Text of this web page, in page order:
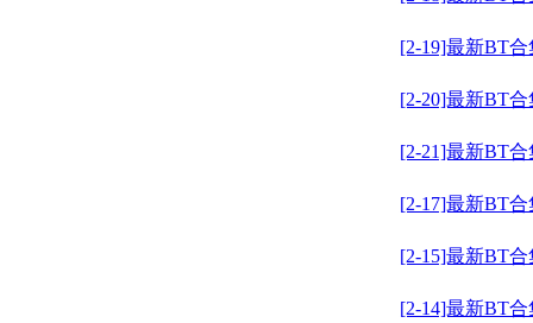
[2-19]最新BT合
[2-20]最新BT合
[2-21]最新BT合
[2-17]最新BT合
[2-15]最新BT合
[2-14]最新BT合